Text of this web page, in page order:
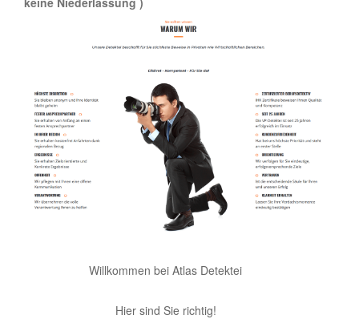
Willkommen bei Atlas Detektei
Hier sind Sie richtig!